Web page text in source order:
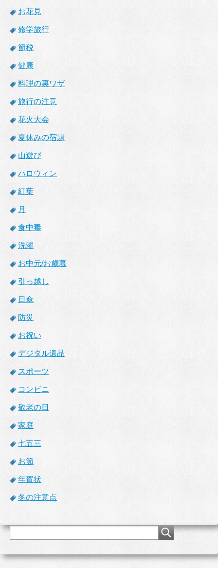
お花見
修学旅行
節税
健康
料理の裏ワザ
旅行の注意
花火大会
夏休みの宿題
山遊び
ハロウィン
紅葉
月
食中毒
洗濯
お中元/お歳暮
引っ越し
日傘
防災
お祝い
デジタル遺品
スポーツ
コンビニ
敬老の日
家庭
七五三
お節
年賀状
冬の注意点